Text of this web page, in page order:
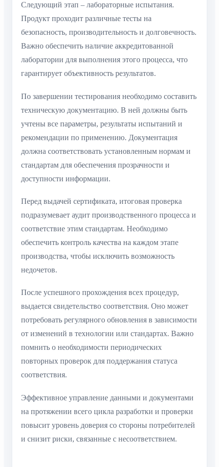
Следующий этап – лабораторные испытания.
Продукт проходит различные тесты на
безопасность, производительность и долговечность.
Важно обеспечить наличие аккредитованной
лаборатории для выполнения этого процесса, что
гарантирует объективность результатов.
По завершении тестирования необходимо составить
техническую документацию. В ней должны быть
учтены все параметры, результаты испытаний и
рекомендации по применению. Документация
должна соответствовать установленным нормам и
стандартам для обеспечения прозрачности и
доступности информации.
Перед выдачей сертификата, итоговая проверка
подразумевает аудит производственного процесса и
соответствие этим стандартам. Необходимо
обеспечить контроль качества на каждом этапе
производства, чтобы исключить возможность
недочетов.
После успешного прохождения всех процедур,
выдается свидетельство соответствия. Оно может
потребовать регулярного обновления в зависимости
от изменений в технологии или стандартах. Важно
помнить о необходимости периодических
повторных проверок для поддержания статуса
соответствия.
Эффективное управление данными и документами
на протяжении всего цикла разработки и проверки
повысит уровень доверия со стороны потребителей
и снизит риски, связанные с несоответствием.